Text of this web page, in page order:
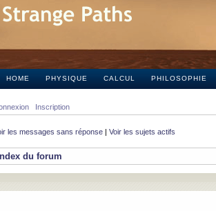
HOME PHYSIQUE CALCUL PHILOSOPHIE
Inscription
les messages sans réponse | Voir les sujets actifs
Index du forum